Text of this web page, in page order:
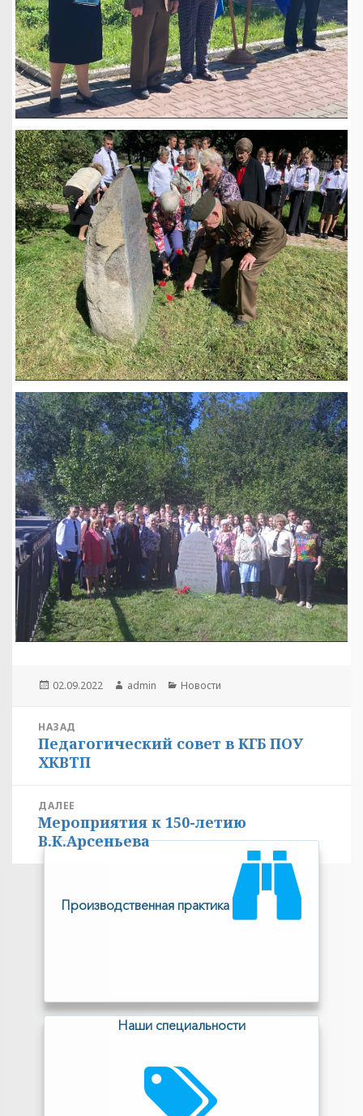
Опубликовано
02.09.2022 Автор
admin Рубрики
Новости
Навигация
по
записям
НАЗАД
Предыдущая
запись:
Педагогический совет в КГБ ПОУ
ХКВТП
ДАЛЕЕ
Следующая
запись:
Мероприятия к 150-летию
В.К.Арсеньева
Производственная практика
Наши специальности